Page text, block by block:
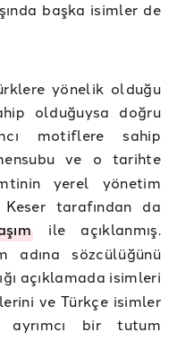
başka isimler de
yönelik olduğu
olduğuysa doğru
motiflere sahip
ve o tarihte
yerel yönetim
tarafından da
ile açıklanmış.
adına sözcülüğünü
açıklamada isimleri
ve Türkçe isimler
bir tutum